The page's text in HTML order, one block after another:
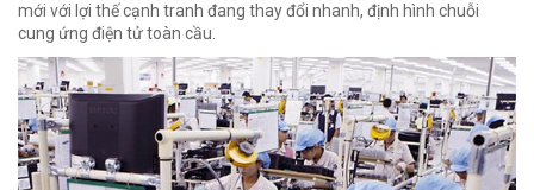
mới với lợi thế cạnh tranh đang thay đổi nhanh, định hình chuỗi
cung ứng điện tử toàn cầu.